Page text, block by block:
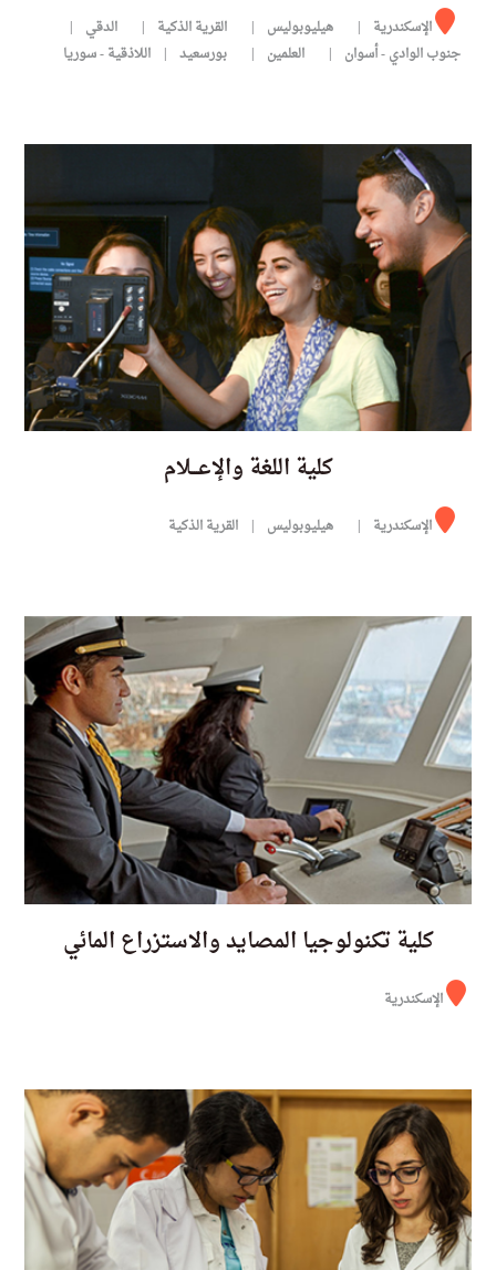
الإسكندرية هيليوبوليس القرية الذكية
الدقي
جنوب الوادي - أسوان
العلمين بورسعيد اللاذقية - سوريا
كلية اللغة والإعـــلام
الإسكندرية هيليوبوليس القرية الذكية
كلية تكنولوجيا المصايد والاستزراع المائي
الإسكندرية